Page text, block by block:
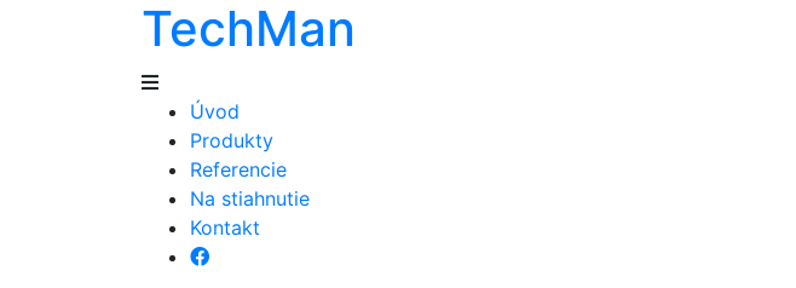
TechMan
Úvod
Produkty
Referencie
Na stiahnutie
Kontakt